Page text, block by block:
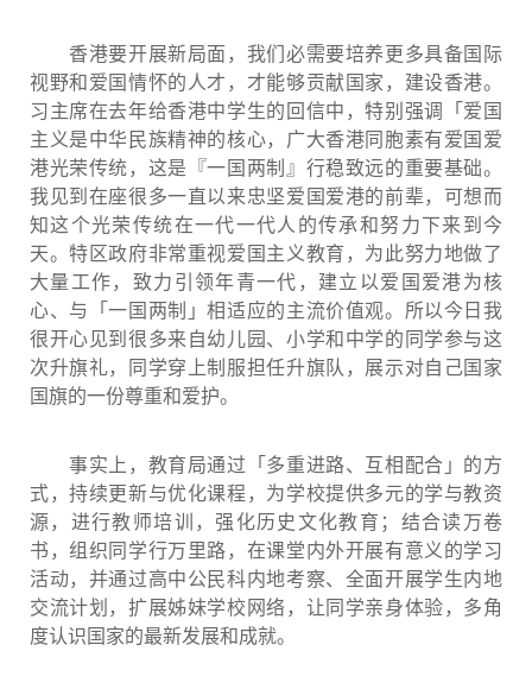
香港要开展新局面，我们必需要培养更多具备国际
视野和爱国情怀的人才，才能够贡献国家，建设香港。
习主席在去年给香港中学生的回信中，特别强调「爱国
主义是中华民族精神的核心，广大香港同胞素有爱国爱
港光荣传统，这是『一国两制』行稳致远的重要基础。
我见到在座很多一直以来忠坚爱国爱港的前辈，可想而
知这个光荣传统在一代一代人的传承和努力下来到今
天。特区政府非常重视爱国主义教育，为此努力地做了
大量工作，致力引领年青一代，建立以爱国爱港为核
心、与「一国两制」相适应的主流价值观。所以今日我
很开心见到很多来自幼儿园、小学和中学的同学参与这
次升旗礼，同学穿上制服担任升旗队，展示对自己国家
国旗的一份尊重和爱护。
事实上，教育局通过「多重进路、互相配合」的方
式，持续更新与优化课程，为学校提供多元的学与教资
源，进行教师培训，强化历史文化教育；结合读万卷
书，组织同学行万里路，在课堂内外开展有意义的学习
活动，并通过高中公民科内地考察、全面开展学生内地
交流计划，扩展姊妹学校网络，让同学亲身体验，多角
度认识国家的最新发展和成就。